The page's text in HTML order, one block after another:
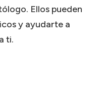
Ellos pueden
y ayudarte a
ti.